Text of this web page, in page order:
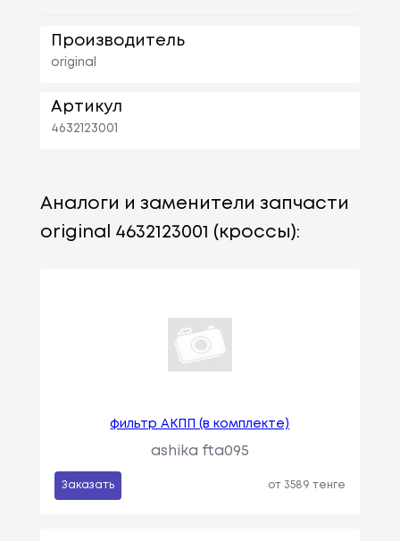
Производитель
original
Артикул
4632123001
Аналоги и заменители запчасти
original 4632123001 (кроссы):
фильтр АКПП (в комплекте)
ashika fta095
Заказать от 3589 тенге